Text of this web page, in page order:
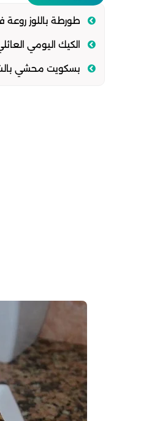
طورطة باللوز
الكيك اليومي
بسكويت محشي